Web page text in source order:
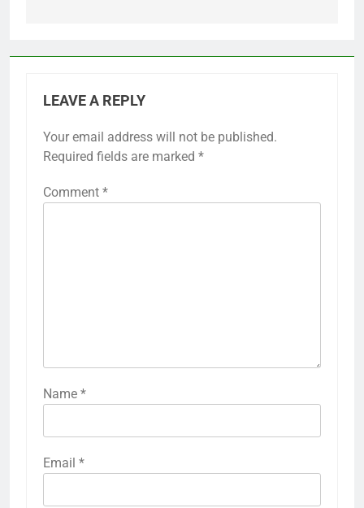
LEAVE A REPLY
Your email address will not be published.
Required fields are marked *
Comment *
Name *
Email *